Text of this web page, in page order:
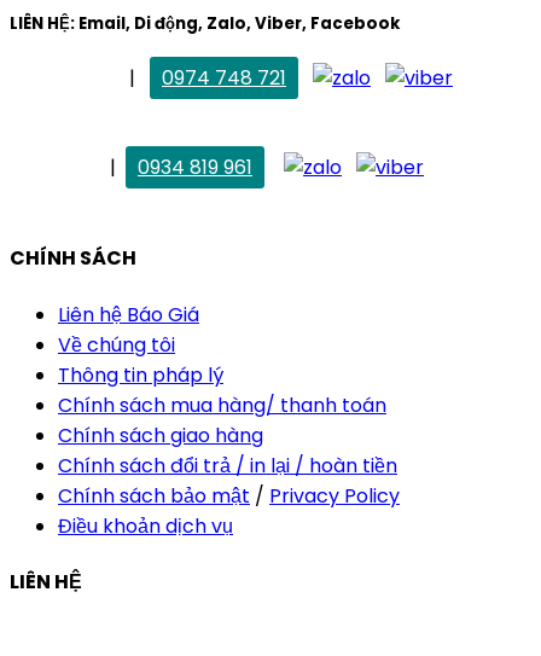
LIÊN HỆ: Email, Di động, Zalo, Viber, Facebook
|
0974 748 721
|
0934 819 961
CHÍNH SÁCH
Liên hệ Báo Giá
Về chúng tôi
Thông tin pháp lý
Chính sách mua hàng/ thanh toán
Chính sách giao hàng
Chính sách đổi trả / in lại / hoàn tiền
Chính sách bảo mật / Privacy Policy
Điều khoản dịch vụ
LIÊN HỆ